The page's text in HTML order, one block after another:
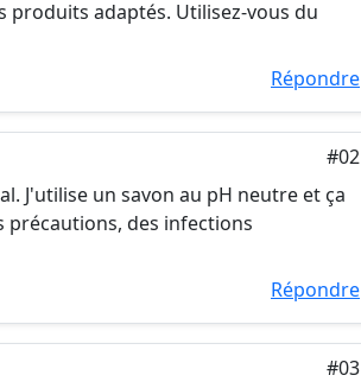
produits adaptés. Utilisez-vous du
Répondre
#02
J'utilise un savon au pH neutre et ça
des infections
Répondre
#03